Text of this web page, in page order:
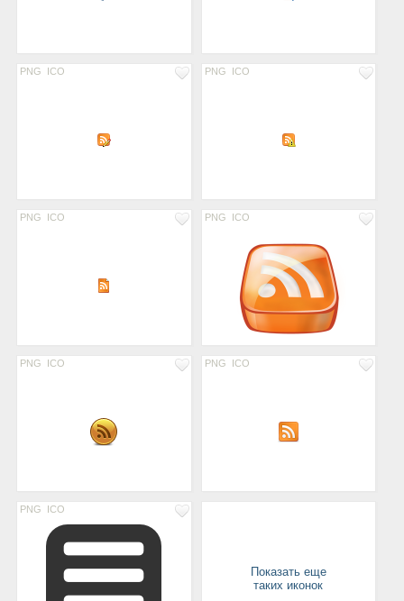
PNG ICO PNG ICO
PNG ICO PNG ICO
PNG ICO PNG ICO
PNG ICO
Показать еще
таких иконок